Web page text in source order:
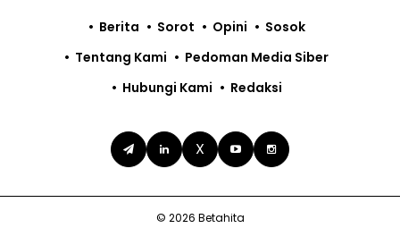
X
Berita Sorot Opini
Sosok
Tentang Kami
Pedoman Media Siber
Hubungi Kami
Redaksi
© 2026 Betahita